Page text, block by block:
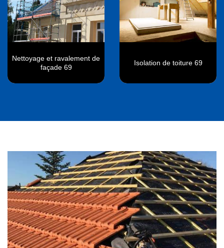
Nettoyage et ravalement de
façade 69
Isolation de toiture 69